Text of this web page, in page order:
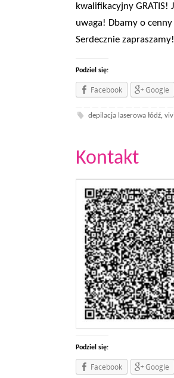
kwalifikacyjny
uwaga! Dbamy o
Serdecznie
Podziel się:
Facebook Google
depilacja laserowa łódź,
Kontakt
Podziel się:
Facebook Google